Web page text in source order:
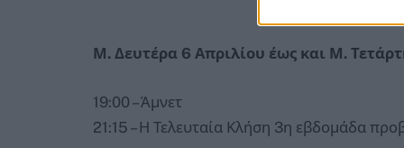
Μ. Δευτέρα 6 Απριλίου έως και Μ.
19:00 – Άμνετ
21:15 – Η Τελευταία Κλήση 3η εβδομάδα